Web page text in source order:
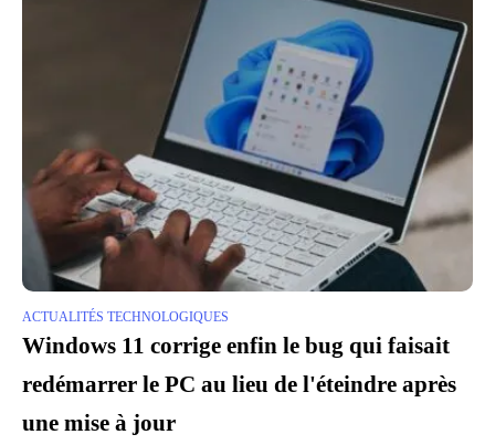
ACTUALITÉS TECHNOLOGIQUES
Windows 11 corrige enfin le bug qui faisait
redémarrer le PC au lieu de l'éteindre après
une mise à jour